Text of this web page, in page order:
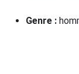
Genre :